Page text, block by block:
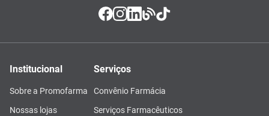
Institucional
Sobre a Promofarma
Nossas lojas
Serviços
Convênio Farmácia
Serviços Farmacêuticos